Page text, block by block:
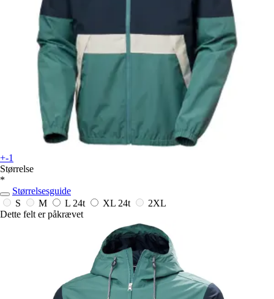
+-1
Størrelse
*
Størrelsesguide
S
M L 24t XL 24t
2XL
Dette felt er påkrævet